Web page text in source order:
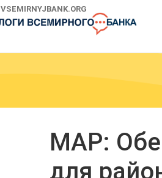
VSEMIRNYJBANK.ORG
МАР:
для